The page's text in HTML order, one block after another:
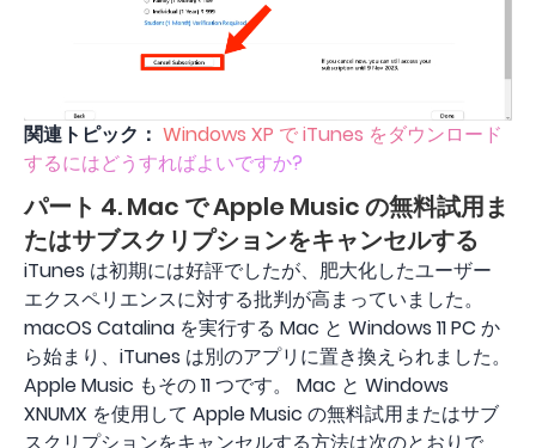
関連トピック： Windows XP で iTunes をダウンロード
するにはどうすればよいですか?
パート 4. Mac で Apple Music の無料試用ま
たはサブスクリプションをキャンセルする
iTunes は初期には好評でしたが、肥大化したユーザー
エクスペリエンスに対する批判が高まっていました。
macOS Catalina を実行する Mac と Windows 11 PC か
ら始まり、iTunes は別のアプリに置き換えられました。
Apple Music もその 11 つです。 Mac と Windows
XNUMX を使用して Apple Music の無料試用またはサブ